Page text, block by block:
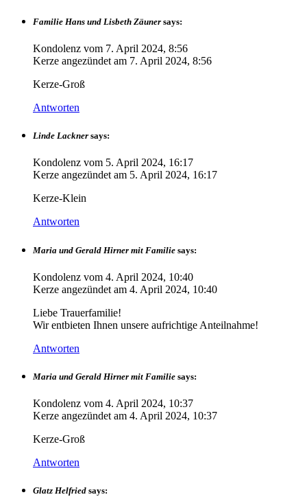
Familie Hans und Lisbeth Zäuner says:
Kondolenz vom 7. April 2024, 8:56
Kerze angezündet am 7. April 2024, 8:56
Kerze-Groß
Antworten
Linde Lackner says:
Kondolenz vom 5. April 2024, 16:17
Kerze angezündet am 5. April 2024, 16:17
Kerze-Klein
Antworten
Maria und Gerald Hirner mit Familie says:
Kondolenz vom 4. April 2024, 10:40
Kerze angezündet am 4. April 2024, 10:40
Liebe Trauerfamilie!
Wir entbieten Ihnen unsere aufrichtige Anteilnahme!
Antworten
Maria und Gerald Hirner mit Familie says:
Kondolenz vom 4. April 2024, 10:37
Kerze angezündet am 4. April 2024, 10:37
Kerze-Groß
Antworten
Glatz Helfried says: